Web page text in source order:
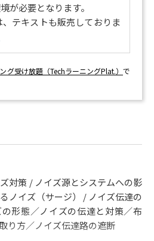
が必要となります。
テキストも販売しておりま
グ受け放題（TechラーニングPlat.）で
対策 / ノイズ源とシステムへの影
ノイズ（サージ） / ノイズ伝達の
形態／ノイズの伝達と対策／布
り方／ノイズ伝達路の遮断